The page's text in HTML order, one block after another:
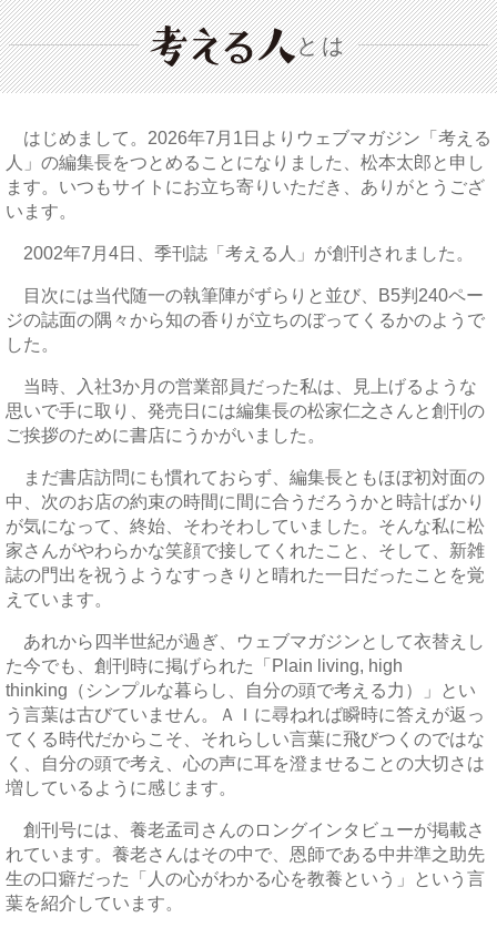
とは
はじめまして。2026年7月1日よりウェブマガジン「考える
人」の編集長をつとめることになりました、松本太郎と申し
ます。いつもサイトにお立ち寄りいただき、ありがとうござ
います。
2002年7月4日、季刊誌「考える人」が創刊されました。
目次には当代随一の執筆陣がずらりと並び、B5判240ペー
ジの誌面の隅々から知の香りが立ちのぼってくるかのようで
した。
当時、入社3か月の営業部員だった私は、見上げるような
思いで手に取り、発売日には編集長の松家仁之さんと創刊の
ご挨拶のために書店にうかがいました。
まだ書店訪問にも慣れておらず、編集長ともほぼ初対面の
中、次のお店の約束の時間に間に合うだろうかと時計ばかり
が気になって、終始、そわそわしていました。そんな私に松
家さんがやわらかな笑顔で接してくれたこと、そして、新雑
誌の門出を祝うようなすっきりと晴れた一日だったことを覚
えています。
あれから四半世紀が過ぎ、ウェブマガジンとして衣替えし
た今でも、創刊時に掲げられた「Plain living, high
thinking（シンプルな暮らし、自分の頭で考える力）」とい
う言葉は古びていません。ＡＩに尋ねれば瞬時に答えが返っ
てくる時代だからこそ、それらしい言葉に飛びつくのではな
く、自分の頭で考え、心の声に耳を澄ませることの大切さは
増しているように感じます。
創刊号には、養老孟司さんのロングインタビューが掲載さ
れています。養老さんはその中で、恩師である中井準之助先
生の口癖だった「人の心がわかる心を教養という」という言
葉を紹介しています。